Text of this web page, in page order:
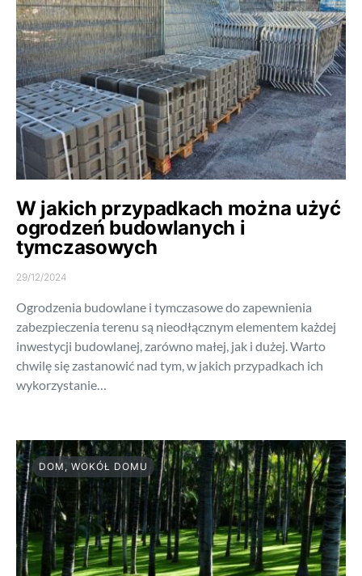
W jakich przypadkach można użyć
ogrodzeń budowlanych i
tymczasowych
29/12/2024
Ogrodzenia budowlane i tymczasowe do zapewnienia
zabezpieczenia terenu są nieodłącznym elementem każdej
inwestycji budowlanej, zarówno małej, jak i dużej. Warto
chwilę się zastanowić nad tym, w jakich przypadkach ich
wykorzystanie…
DOM, WOKÓŁ DOMU